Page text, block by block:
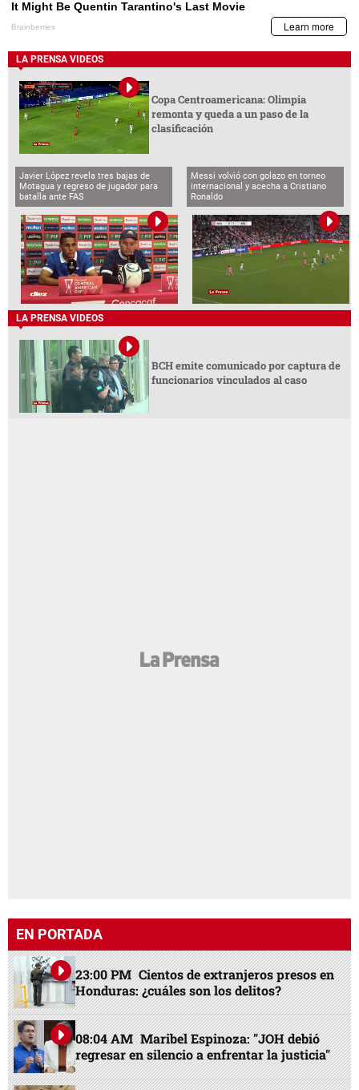
LA PRENSA VIDEOS
Copa Centroamericana: Olimpia
remonta y queda a un paso de la
clasificación
Javier López revela tres bajas de
Motagua y regreso de jugador para
batalla ante FAS
Messi volvió con golazo en torneo
internacional y acecha a Cristiano
Ronaldo
LA PRENSA VIDEOS
BCH emite comunicado por captura de
funcionarios vinculados al caso
EN PORTADA
23:00 PM Cientos de extranjeros presos en
Honduras: ¿cuáles son los delitos?
08:04 AM Maribel Espinoza: "JOH debió
regresar en silencio a enfrentar la justicia"